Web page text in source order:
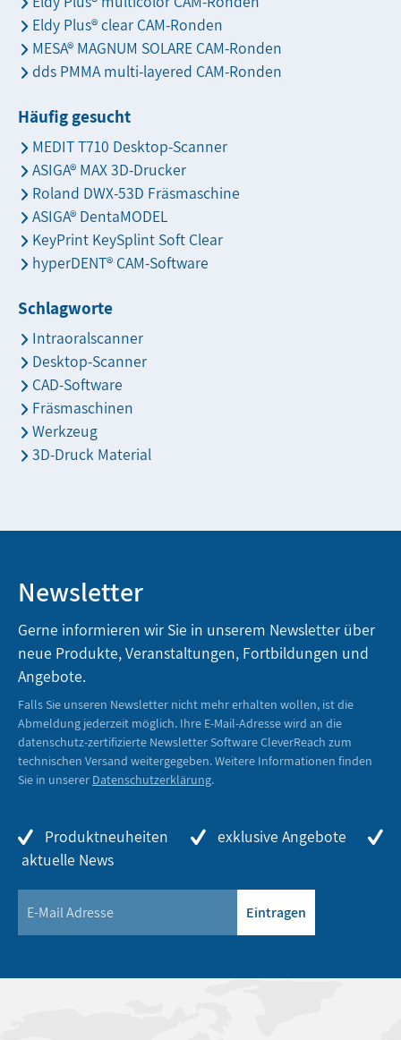
Eldy Plus® clear CAM-Ronden
MESA® MAGNUM SOLARE CAM-Ronden
dds PMMA multi-layered CAM-Ronden
Häufig gesucht
MEDIT T710 Desktop-Scanner
ASIGA® MAX 3D-Drucker
Roland DWX-53D Fräsmaschine
ASIGA® DentaMODEL
KeyPrint KeySplint Soft Clear
hyperDENT® CAM-Software
Schlagworte
Intraoralscanner
Desktop-Scanner
CAD-Software
Fräsmaschinen
Werkzeug
3D-Druck Material
Newsletter
Gerne informieren wir Sie in unserem Newsletter über
neue Produkte, Veranstaltungen, Fortbildungen und
Angebote.
Falls Sie unseren Newsletter nicht mehr erhalten wollen, ist die
Abmeldung jederzeit möglich. Ihre E-Mail-Adresse wird an die
datenschutz-zertifizierte Newsletter Software CleverReach zum
technischen Versand weitergegeben. Weitere Informationen finden
Sie in unserer Datenschutzerklärung.
Produktneuheiten
exklusive Angebote
aktuelle News
Eintragen